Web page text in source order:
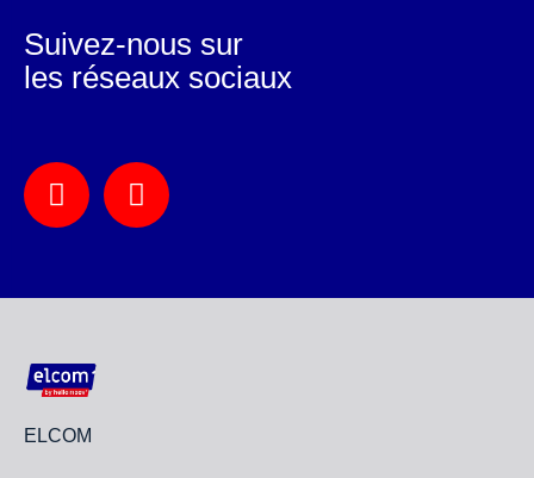
ELCOM
Suivez-nous sur
les réseaux sociaux